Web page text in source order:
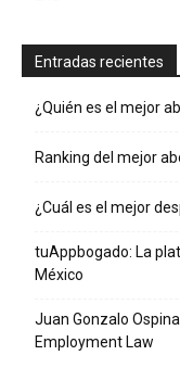
Entradas recientes
¿Quién es el mejor
Ranking del mejor
¿Cuál es el mejor
tuAppbogado: La
México
Juan Gonzalo
Employment Law